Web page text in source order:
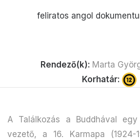
feliratos angol
Rendező(k): Marta
Korhatár:
A Találkozás a Buddhával
vezető, a 16. Karmapa (1924-